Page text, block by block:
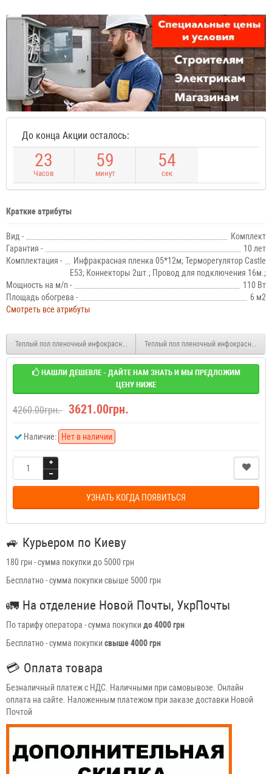
До конца Акции осталось:
23
Часов
59
минут
54
сек
Краткие атрибуты
Вид -
Комплект
Гарантия -
10 лет
Комплектация -
Инфракрасная пленка 05*12м; Терморегулятор Castle
E53; Коннекторы 2шт.; Провод для подключения 16м.;
Мощность на м/п -
110 Вт
Площадь обогрева -
6 м2
Смотреть все атрибуты
Теплый пол пленочный инфокрасный Enerpia с терморегулятором Castle E53 5.5
Теплый пол пленочный инфокрасный
НАШЛИ ДЕШЕВЛЕ - ДАЙТЕ НАМ ЗНАТЬ И МЫ ПРЕДЛОЖИМ
ЦЕНУ НИЖЕ
4260.00грн. 3621.00грн.
Наличие: Нет в наличии
УЗНАТЬ КОГДА ПОЯВИТЬСЯ
🚙 Курьером по Киеву
180 грн - сумма покупки до 5000 грн
Бесплатно - сумма покупки свыше 5000 грн
🚛 На отделение Новой Почты, УкрПочты
По тарифу оператора - сумма покупки до 4000 грн
Бесплатно - сумма покупки свыше 4000 грн
💳 Оплата товара
Безналичный платеж с НДС. Наличными при самовывозе. Онлайн
оплата на сайте. Наложенным платежом при заказе доставки Новой
Почтой